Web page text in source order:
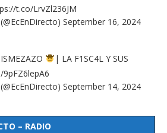
t.co/LrvZl236JM
September 16, 2024
| LA F1SC4L Y SUS
September 14, 2024
– RADIO